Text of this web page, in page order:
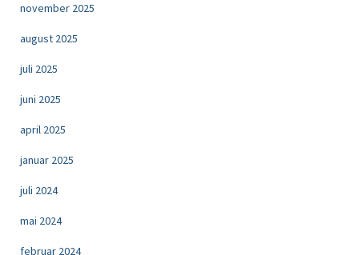
november 2025
august 2025
juli 2025
juni 2025
april 2025
januar 2025
juli 2024
mai 2024
februar 2024